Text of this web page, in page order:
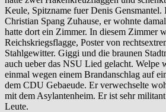
Keule, Spitzname fuer Denis Gensmantel.
Christian Spang Zuhause, er wohnte
hatte dort ein Zimmer. In diesem Zimmer
Reichskriegsflagge, Poster von
Stahlgewitter. Giggi und die braunen
auch ueber das NSU Lied gelacht. Welpe
einmal wegen einem Brandanschlag auf
dem CDU Gebaeude. Er verwechselte
mit dem Asylantenheim. Er ist sehr
Leute.